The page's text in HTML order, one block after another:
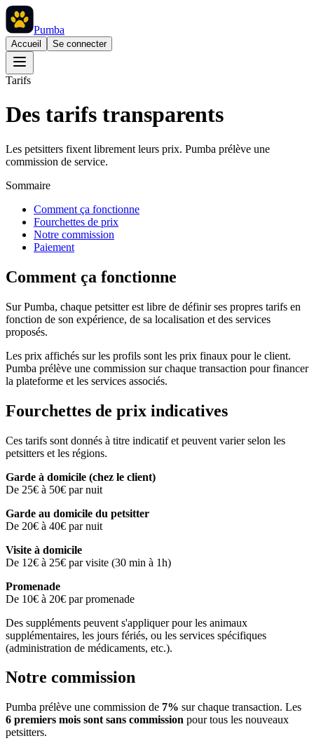
Pumba
Accueil Se connecter
Tarifs
Des tarifs transparents
Les petsitters fixent librement leurs prix. Pumba prélève une
commission de service.
Sommaire
Comment ça fonctionne
Fourchettes de prix
Notre commission
Paiement
Comment ça fonctionne
Sur Pumba, chaque petsitter est libre de définir ses propres tarifs en
fonction de son expérience, de sa localisation et des services
proposés.
Les prix affichés sur les profils sont les prix finaux pour le client.
Pumba prélève une commission sur chaque transaction pour financer
la plateforme et les services associés.
Fourchettes de prix indicatives
Ces tarifs sont donnés à titre indicatif et peuvent varier selon les
petsitters et les régions.
Garde à domicile (chez le client)
De 25€ à 50€ par nuit
Garde au domicile du petsitter
De 20€ à 40€ par nuit
Visite à domicile
De 12€ à 25€ par visite (30 min à 1h)
Promenade
De 10€ à 20€ par promenade
Des suppléments peuvent s'appliquer pour les animaux
supplémentaires, les jours fériés, ou les services spécifiques
(administration de médicaments, etc.).
Notre commission
Pumba prélève une commission de 7% sur chaque transaction. Les
6 premiers mois sont sans commission pour tous les nouveaux
petsitters.